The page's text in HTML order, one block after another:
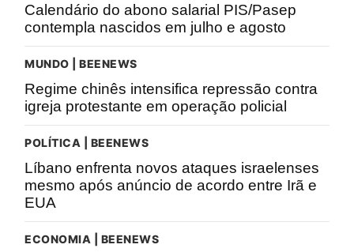
Calendário do abono salarial PIS/Pasep
contempla nascidos em julho e agosto
MUNDO | BEENEWS
Regime chinês intensifica repressão contra
igreja protestante em operação policial
POLÍTICA | BEENEWS
Líbano enfrenta novos ataques israelenses
mesmo após anúncio de acordo entre Irã e
EUA
ECONOMIA | BEENEWS